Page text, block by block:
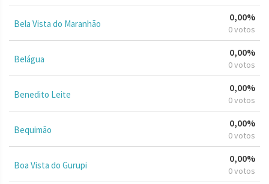
Bela Vista do Maranhão
0,00%
0 votos
Belágua
0,00%
0 votos
Benedito Leite
0,00%
0 votos
Bequimão
0,00%
0 votos
Boa Vista do Gurupi
0,00%
0 votos